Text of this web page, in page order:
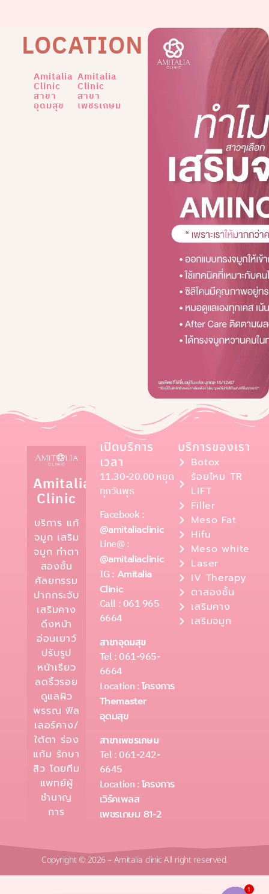
LOCATION
Amitalia
Clinic
สาขา
อุดมสุข
Amitalia
Clinic
สาขา
เพชรเกษม
Amitalia
Clinic
บริการ แก้
จมูก เสริม
จมูก ทำตา
สองชั้น
ศัลยกรรม
ปากกระจับ
เสริมคาง
ดึงหน้า
อ่อนเยาว์
ปรับรูป
หน้าเรียว
ลดริ้วรอย
ดูแลผิว
พรรณ ฟิล
เลอร์คาง/
ใต้ตา ร่อง
แก้ม รักษา
สิว โดยทีม
แพทย์ผู้
ชำนาญ
การ
เปิดบริการ
เวลา
11.30-20.00 หยุด
ทุกวันพุธ
Facebook :
@amitaliaclinic
Line@ :
@amitaliaclinic
IG : Amitalia
Clinic
Call : 061 965
6664
สาขาอุดมสุข
Tel : 061-965-
6664
Location :โครงการ
Themaster
อุดมสุข
สาขาเพชรเกษม
Tel : 061-242-
6645
Location :โครงการ
เวิร์คเพลส
เพชรเกษม 81-2
บริการของเรา
Botox
ร้อยไหม TR
LIFT
Filler
Meso Fat
Hifu
Meso white
Laser
IV Therapy
ตาสองชั้น
เสริมคาง
เสริมจมูก
Copyright © 2026 – Amitalia clinic All right reserved.
1